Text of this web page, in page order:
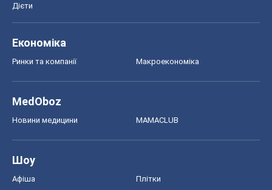
Дієти
Економіка
Ринки та компанії Макроекономіка
MedOboz
Новини медицини MAMACLUB
Шоу
Афіша Плітки